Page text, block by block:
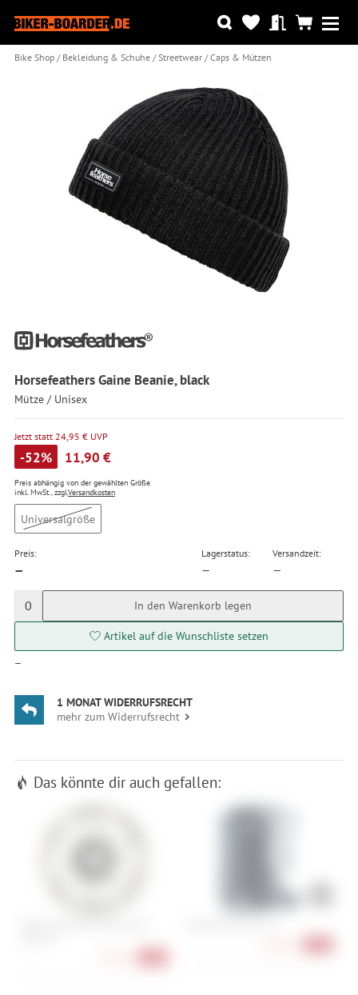
Bike Shop Bekleidung & Schuhe Streetwear Caps & Mützen
Horsefeathers Gaine Beanie, black
Mütze / Unisex
Jetzt statt 24,95 € UVP
-52% 11,90 €
Preis abhängig von der gewählten Größe
inkl. MwSt., zzgl.Versandkosten
Universalgröße
Preis:
—
Lagerstatus:
—
Versandzeit:
—
0 In den Warenkorb legen
Artikel auf die Wunschliste setzen
—
1 MONAT WIDERRUFSRECHT
mehr zum Widerrufsrecht
Das könnte dir auch gefallen: